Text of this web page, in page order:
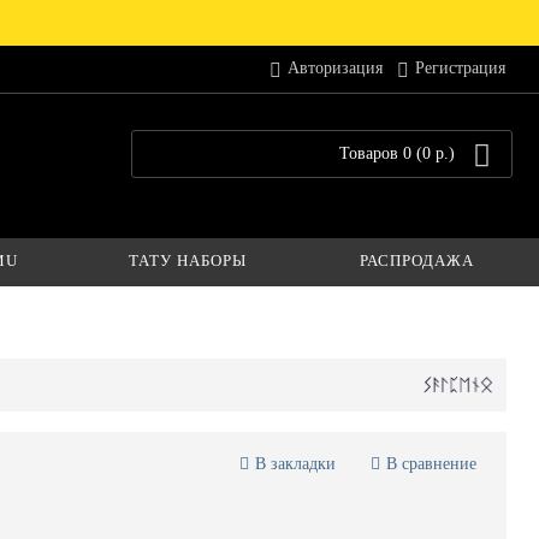
Авторизация Регистрация
Товаров 0 (0 р.)
ТАТУ НАБОРЫ РАСПРОДАЖА
В закладки В сравнение